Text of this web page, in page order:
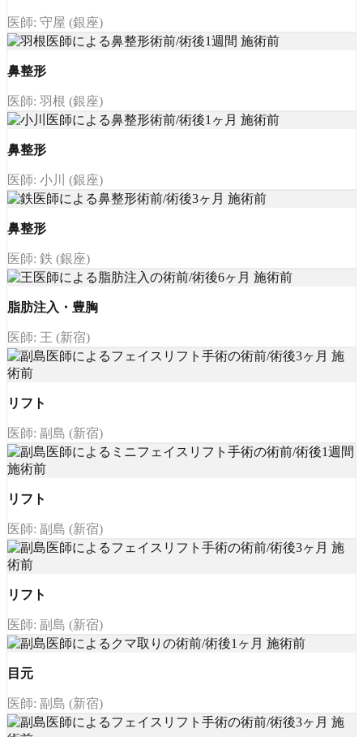
医師: 守屋 (銀座)
鼻整形
医師: 羽根 (銀座)
鼻整形
医師: 小川 (銀座)
鼻整形
医師: 鉄 (銀座)
脂肪注入・豊胸
医師: 王 (新宿)
リフト
医師: 副島 (新宿)
リフト
医師: 副島 (新宿)
リフト
医師: 副島 (新宿)
目元
医師: 副島 (新宿)